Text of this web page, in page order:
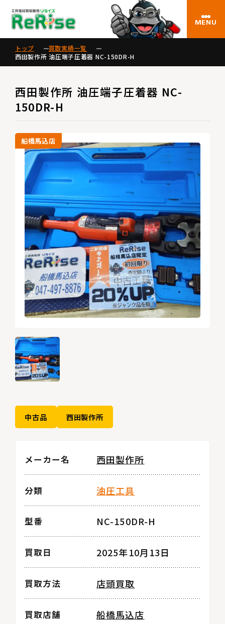
MENU
トップ
買取実績一覧
西田製作所 油圧端子圧着器 NC-150DR-H
西田製作所 油圧端子圧着器 NC-
150DR-H
船橋馬込店
中古品 西田製作所
メーカー名 西田製作所
分類 油圧工具
型番 NC-150DR-H
買取日 2025年10月13日
買取方法 店頭買取
買取店舗 船橋馬込店